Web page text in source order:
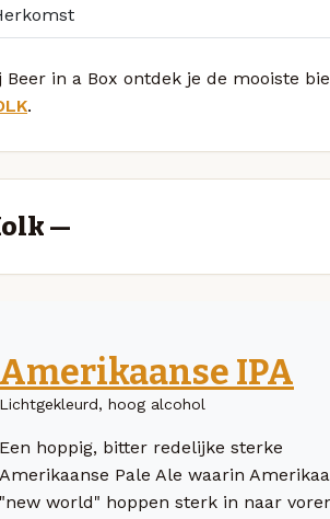
Beer in a Box ontdek je de mooiste
.
—
Amerikaanse IPA
Lichtgekleurd, hoog alcohol
Een hoppig, bitter redelijke sterke
Amerikaanse Pale Ale waarin
"new world" hoppen sterk in naar